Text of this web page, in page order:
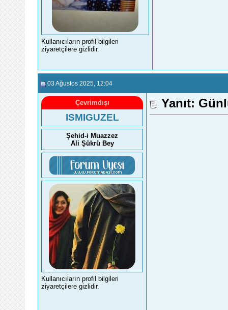
Kullanıcıların profil bilgileri
ziyaretçilere gizlidir.
03 Ağustos 2025 , 12:04
Çevrimdışı
ISMIGUZEL
Şehid-i Muazzez
Ali Şükrü Bey
Kullanıcıların profil bilgileri
ziyaretçilere gizlidir.
Yanıt: